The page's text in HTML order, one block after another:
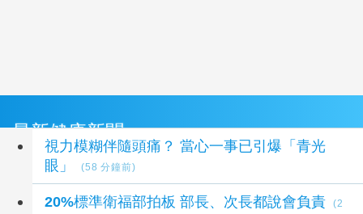
最新健康新聞
視力模糊伴隨頭痛？ 當心一事已引爆「青光
眼」
(58 分鐘前)
20%標準衛福部拍板 部長、次長都說會負責
(2